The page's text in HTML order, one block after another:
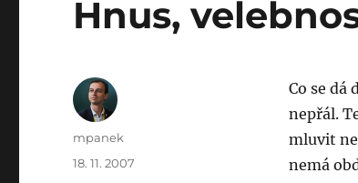
Hnus,
Co se dá
nepřál.
mluvit
nemá
Author
mpanek
Posted
18. 11. 2007